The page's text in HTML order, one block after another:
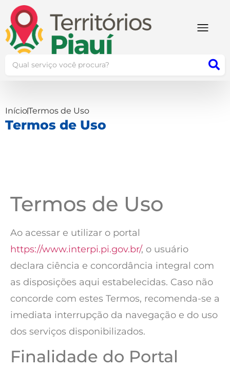
InícioTermos de Uso
Termos de Uso
Termos de Uso
Ao acessar e utilizar o portal
https://www.interpi.pi.gov.br/, o usuário
declara ciência e concordância integral com
as disposições aqui estabelecidas. Caso não
concorde com estes Termos, recomenda-se a
imediata interrupção da navegação e do uso
dos serviços disponibilizados.
Finalidade do Portal